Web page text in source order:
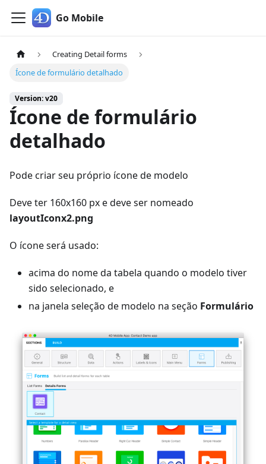
Go Mobile
Creating Detail forms
Ícone de formulário detalhado
Version: v20
Ícone de formulário
detalhado
Pode criar seu próprio ícone de modelo
Deve ter 160x160 px e deve ser nomeado
layoutIconx2.png
O ícone será usado:
acima do nome da tabela quando o modelo tiver
sido selecionado, e
na janela seleção de modelo na seção Formulário